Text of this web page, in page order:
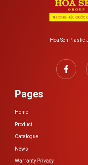
Hoa Sen Plastic
Pages
Home
Product
Catalogue
News
Warranty Privacy